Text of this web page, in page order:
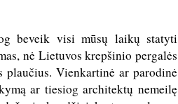
beveik visi mūsų laikų statyti
nė Lietuvos krepšinio pergalės
Vienkartinė ar parodinė
ar tiesiog architektų nemeilę